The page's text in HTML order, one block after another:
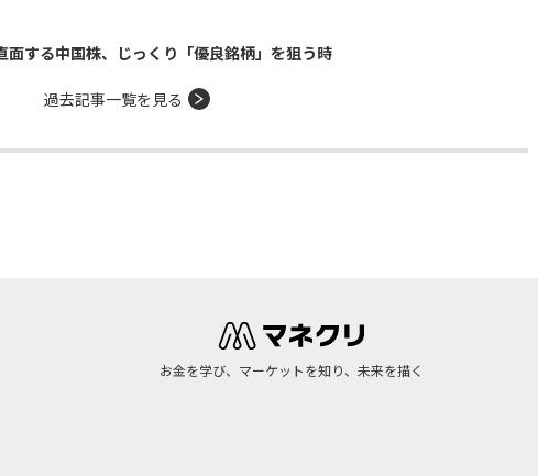
面する中国株、じっくり「優良銘柄」を狙う時
過去記事一覧を見る
お金を学び、マーケットを知り、未来を描く